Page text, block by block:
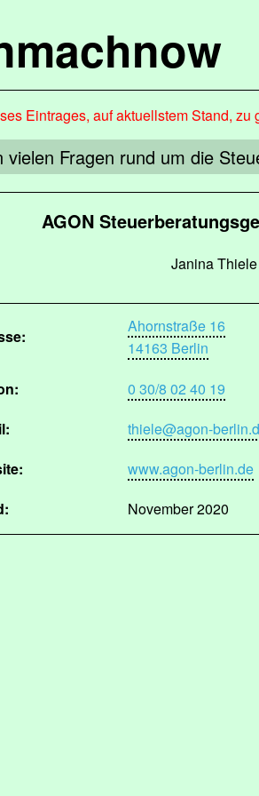
Eintrages, auf aktuellstem Stand, zu
Fragen rund um die
AGON
Janina Thiele
Ahornstraße 16
14163 Berlin
0 30/8 02 40 19
thiele@agon-
www.agon-berlin.de
November 2020